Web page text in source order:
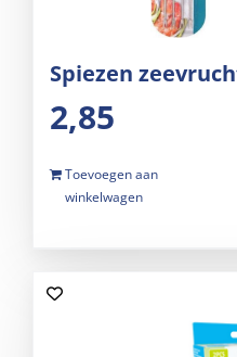
Spiezen
2,85
Toevoegen aan
winkelwagen